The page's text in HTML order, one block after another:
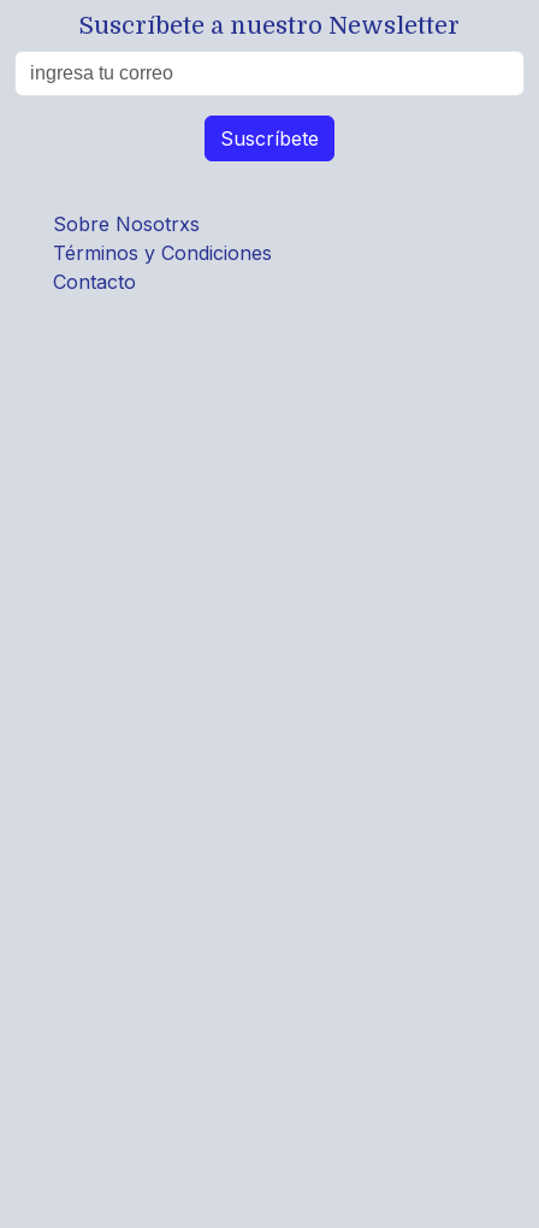
Suscríbete a nuestro Newsletter
Sobre Nosotrxs
Términos y Condiciones
Contacto